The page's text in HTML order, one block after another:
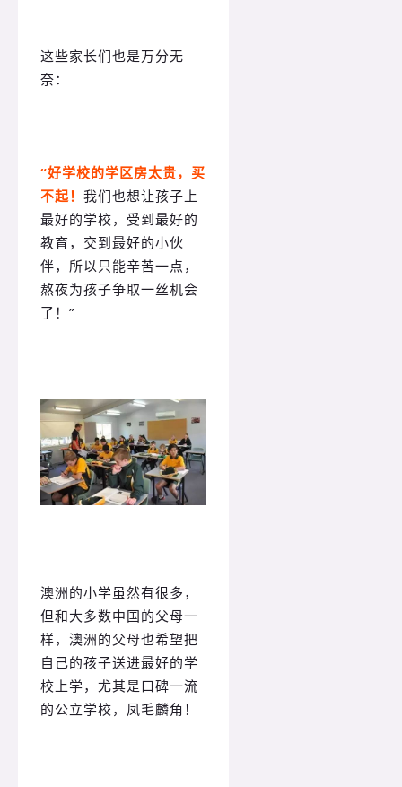
这些家长们也是万分无
奈：
“好学校的学区房太贵，买
不起！ 我们也想让孩子上
最好的学校，受到最好的
教育，交到最好的小伙
伴，所以只能辛苦一点，
熬夜为孩子争取一丝机会
了！”
澳洲的小学虽然有很多，
但和大多数中国的父母一
样，澳洲的父母也希望把
自己的孩子送进最好的学
校上学，尤其是口碑一流
的公立学校，凤毛麟角！